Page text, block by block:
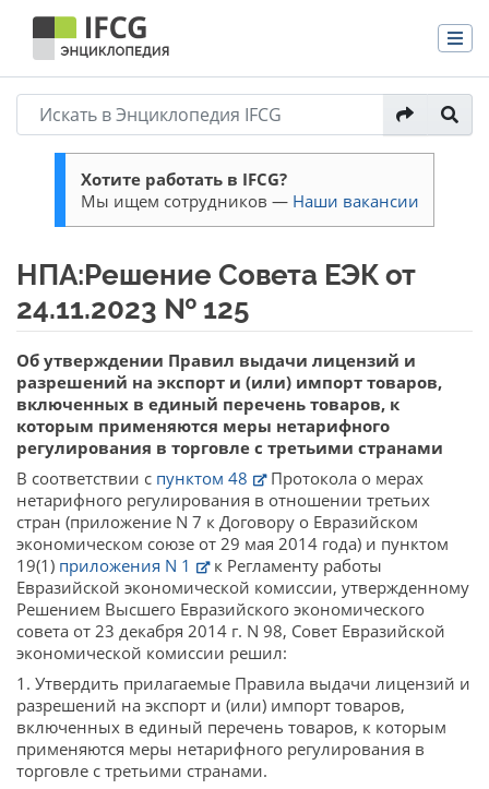
Хотите работать в IFCG?
Мы ищем сотрудников — Наши вакансии
НПА:Решение Совета ЕЭК от
24.11.2023 № 125
Перейти к:навигация,поиск
Об утверждении Правил выдачи лицензий и
разрешений на экспорт и (или) импорт товаров,
включенных в единый перечень товаров, к
которым применяются меры нетарифного
регулирования в торговле с третьими странами
В соответствии с пунктом 48
Протокола о мерах
нетарифного регулирования в отношении третьих
стран (приложение N 7 к Договору о Евразийском
экономическом союзе от 29 мая 2014 года) и пунктом
19(1) приложения N 1
к Регламенту работы
Евразийской экономической комиссии, утвержденному
Решением Высшего Евразийского экономического
совета от 23 декабря 2014 г. N 98, Совет Евразийской
экономической комиссии решил:
1. Утвердить прилагаемые Правила выдачи лицензий и
разрешений на экспорт и (или) импорт товаров,
включенных в единый перечень товаров, к которым
применяются меры нетарифного регулирования в
торговле с третьими странами.